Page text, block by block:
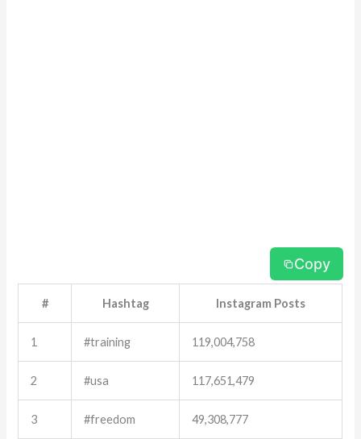
Copy
# Hashtag Instagram Posts
1 #training 119,004,758
2 #usa 117,651,479
3 #freedom 49,308,777